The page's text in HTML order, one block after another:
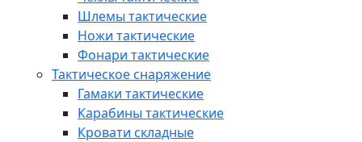
Шлемы тактические
Ножи тактические
Фонари тактические
Тактическое снаряжение
Гамаки тактические
Карабины тактические
Кровати складные